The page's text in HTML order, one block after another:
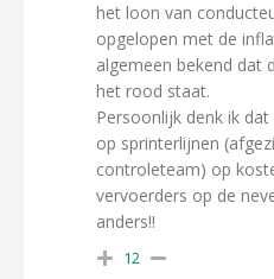
het loon van
opgelopen met de
algemeen bekend dat
het rood staat.
Persoonlijk denk ik
op sprinterlijnen
controleteam) op
vervoerders op de
anders!!
12